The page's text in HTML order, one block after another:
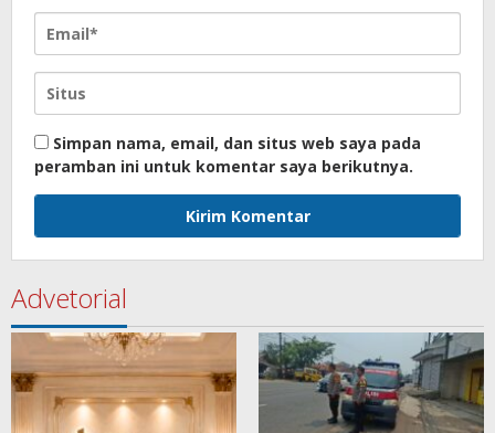
Simpan nama, email, dan situs web saya pada
peramban ini untuk komentar saya berikutnya.
Advetorial